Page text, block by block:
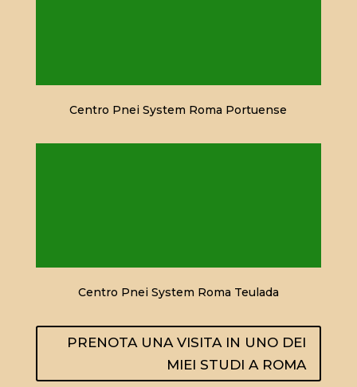
Centro Pnei System Roma Portuense
Centro Pnei System Roma Teulada
PRENOTA UNA VISITA IN UNO DEI
MIEI STUDI A ROMA